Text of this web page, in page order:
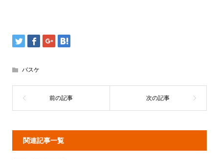
バスケ
関連記事一覧